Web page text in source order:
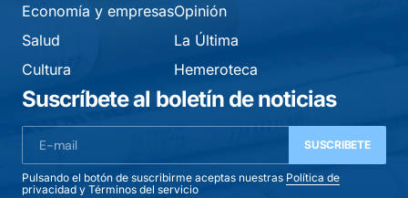
Economía y empresas
Salud
Cultura
Opinión
La Última
Hemeroteca
Suscríbete al boletín de noticias
SUSCRIBETE
Pulsando el botón de suscribirme aceptas nuestras Política de
privacidad y Términos del servicio